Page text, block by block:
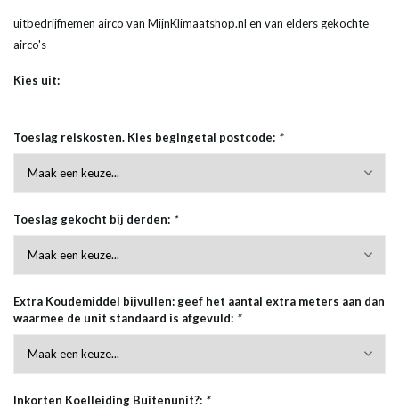
uitbedrijfnemen airco van MijnKlimaatshop.nl en van elders gekochte
airco's
Kies uit:
Toeslag reiskosten. Kies begingetal postcode: *
Toeslag gekocht bij derden: *
Extra Koudemiddel bijvullen: geef het aantal extra meters aan dan
waarmee de unit standaard is afgevuld: *
Inkorten Koelleiding Buitenunit?: *